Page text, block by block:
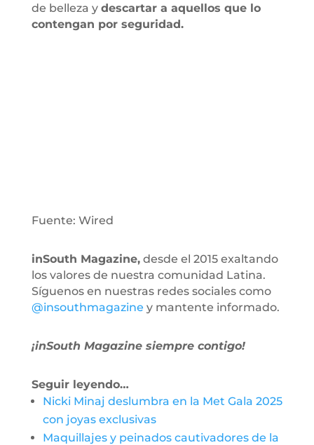
de belleza y descartar a aquellos que lo
contengan por seguridad.
Fuente: Wired
inSouth Magazine,desde el 2015 exaltando
los valores de nuestra comunidad Latina.
Síguenos en nuestras redes sociales como
@insouthmagazine y mantente informado.
¡inSouth Magazine siempre contigo!
Seguir leyendo…
Nicki Minaj deslumbra en la Met Gala 2025
con joyas exclusivas
Maquillajes y peinados cautivadores de la